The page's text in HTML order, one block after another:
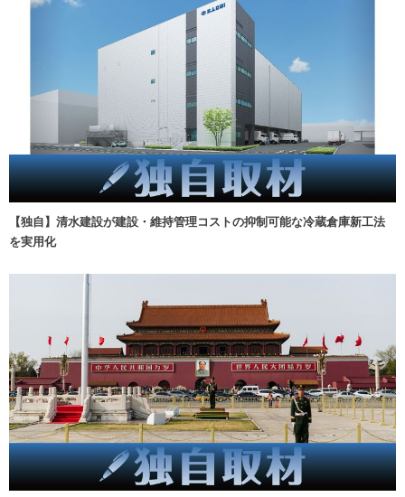
【独自】清水建設が建設・維持管理コストの抑制可能な冷蔵倉庫新工法
を実用化